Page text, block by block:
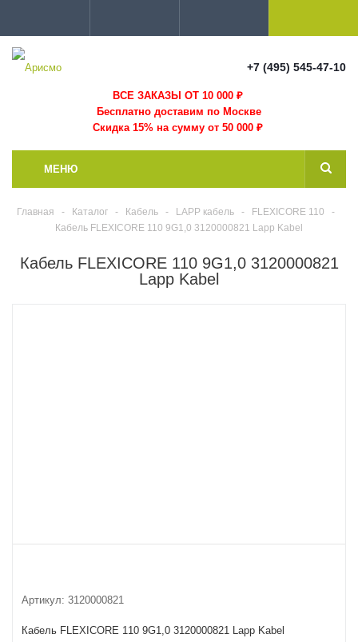
+7 (495) 545-47-10
ВСЕ ЗАКАЗЫ ОТ 10 000₽
Бесплатно доставим по Москве
Скидка 15% на сумму от 50 000 ₽
МЕНЮ
Главная - Каталог - Кабель - LAPP кабель - FLEXICORE 110
-
Кабель FLEXICORE 110 9G1,0 3120000821 Lapp Kabel
Кабель FLEXICORE 110 9G1,0 3120000821
Lapp Kabel
Артикул: 3120000821
Кабель FLEXICORE 110 9G1,0 3120000821 Lapp Kabel